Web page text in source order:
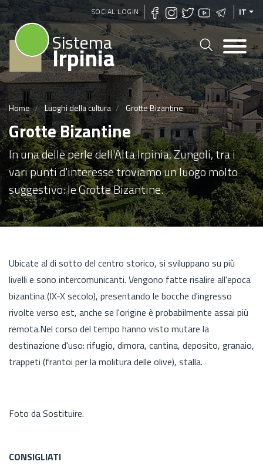
Salta
al
contenuto
principale
SOCIAL LOGIN IT
Sistema
Irpinia
Home Luoghi della cultura Grotte Bizantine
Grotte Bizantine
In una delle perle dell'Alta Irpinia, Zungoli, tra i
vari punti d'interesse troviamo un luogo molto
suggestivo: le Grotte Bizantine.
Ubicate al di sotto del centro storico, si sviluppano su più
livelli e sono intercomunicanti. Vengono fatte risalire all'epoca
bizantina (IX-X secolo), presentando le bocche d'ingresso
rivolte verso est, anche se l'origine è probabilmente assai più
remota.Nel corso del tempo hanno visto mutare la
destinazione d'uso: rifugio, dimora, cantina, deposito, granaio,
trappeti (frantoi per la molitura delle olive), stalla.
Foto da Sostituire.
CONSIGLIATI